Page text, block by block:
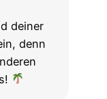
deiner
denn